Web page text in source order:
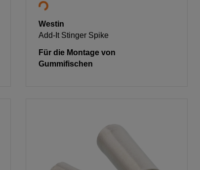
Westin
Add-It Stinger Spike
Für die Montage von
Gummifischen